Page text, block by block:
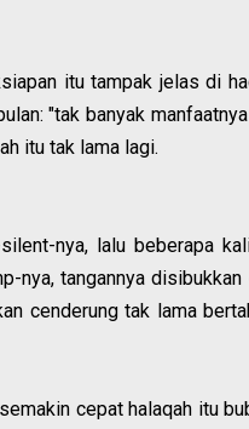
itu tampak jelas di
"tak banyak
itu tak lama lagi.
nya, lalu beberapa
nya, tangannya
cenderung tak lama
cepat halaqah itu